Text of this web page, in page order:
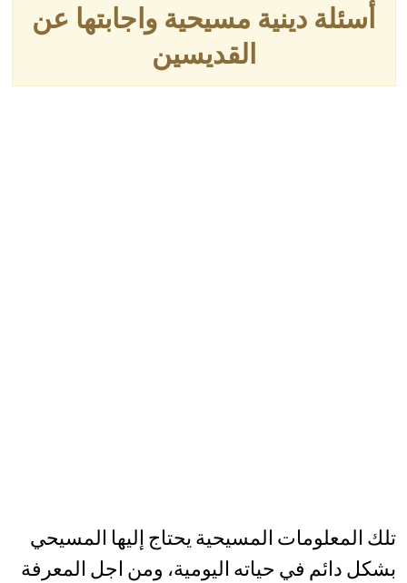
أسئلة دينية مسيحية واجابتها عن
القديسين
تلك المعلومات المسيحية يحتاج إليها المسيحي
بشكل دائم في حياته اليومية، ومن اجل المعرفة